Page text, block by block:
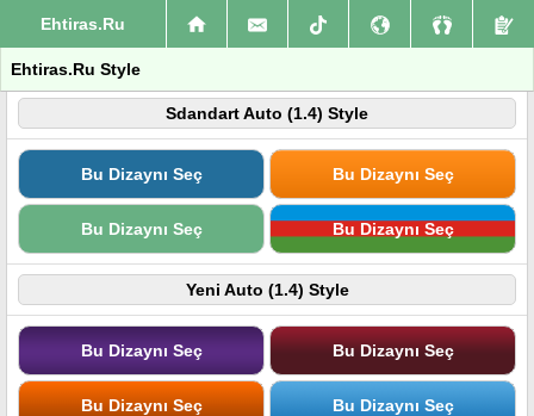
Ehtiras.Ru
Ehtiras.Ru Style
Sdandart Auto (1.4) Style
Bu Dizaynı Seç Bu Dizaynı Seç
Bu Dizaynı Seç Bu Dizaynı Seç
Yeni Auto (1.4) Style
Bu Dizaynı Seç Bu Dizaynı Seç
Bu Dizaynı Seç Bu Dizaynı Seç